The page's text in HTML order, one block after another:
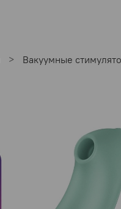
Вакуумные